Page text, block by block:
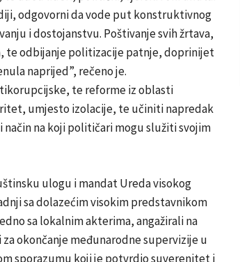
odgovorni da vode put konstruktivnog
i dostojanstvu. Poštivanje svih žrtava,
te odbijanje politizacije patnje, doprinijet
naprijed”, rečeno je.
te reforme iz oblasti
umjesto izolacije, te učiniti napredak
na koji političari mogu služiti svojim
ulogu i mandat Ureda visokog
sa dolazećim visokim predstavnikom
sa lokalnim akterima, angažirali na
okončanje međunarodne supervizije u
sporazumu koji je potvrdio suverenitet i